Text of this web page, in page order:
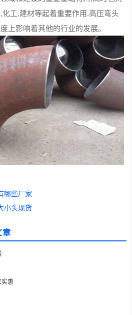
工,建材等起着重要作用.高压弯头
上影响着其他的行业的发展。
哪些厂家
小头现货
章
惠